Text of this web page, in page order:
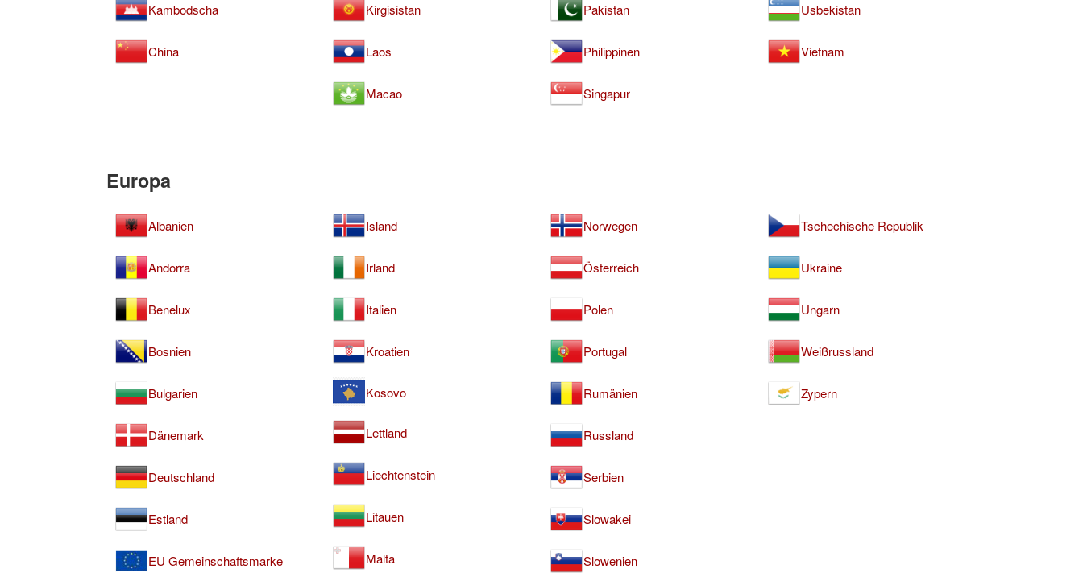
Kambodscha
China
Kirgisistan
Laos
Macao
Pakistan
Philippinen
Singapur
Usbekistan
Vietnam
Europa
Albanien
Andorra
Benelux
Bosnien
Bulgarien
Dänemark
Deutschland
Estland
EU Gemeinschaftsmarke
Island
Irland
Italien
Kroatien
Kosovo
Lettland
Liechtenstein
Litauen
Malta
Norwegen
Österreich
Polen
Portugal
Rumänien
Russland
Serbien
Slowakei
Slowenien
Tschechische Republik
Ukraine
Ungarn
Weißrussland
Zypern